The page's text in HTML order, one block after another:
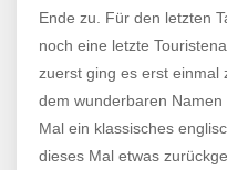
Ende zu. Für den letzten
noch eine letzte
zuerst ging es erst einmal
dem wunderbaren
Mal ein klassisches
dieses Mal etwas